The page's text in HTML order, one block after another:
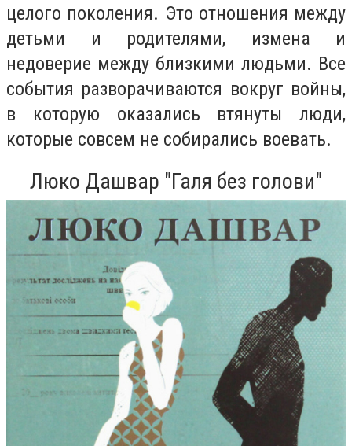
целого поколения. Это отношения между
детьми и родителями, измена и
недоверие между близкими людьми. Все
события разворачиваются вокруг войны,
в которую оказались втянуты люди,
которые совсем не собирались воевать.
Люко Дашвар "Галя без голови"